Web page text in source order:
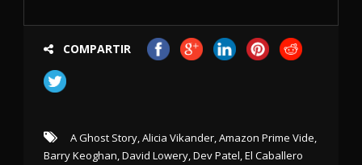
COMPARTIR
A Ghost Story,Alicia Vikander,Amazon Prime Vide,
Barry Keoghan,David Lowery,Dev Patel,El Caballero